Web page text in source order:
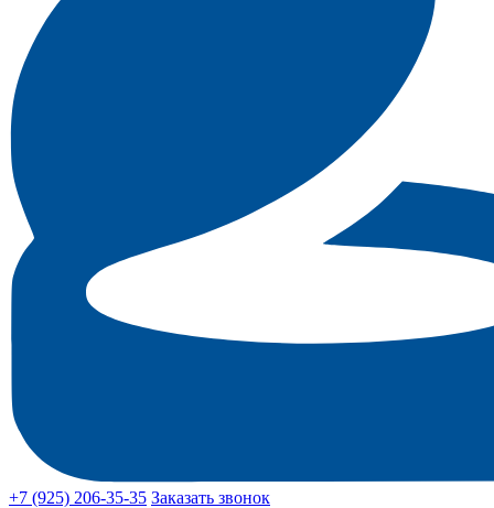
+7 (925) 206‑35‑35 Заказать звонок